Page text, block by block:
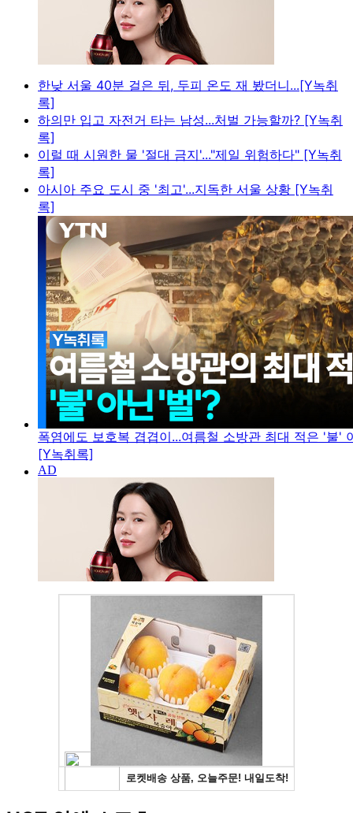
한낮 서울 40분 걸은 뒤, 두피 온도 재 봤더니...[Y녹취
록]
하의만 입고 자전거 타는 남성...처벌 가능할까? [Y녹취
록]
이럴 때 시원한 물 '절대 금지'..."제일 위험하다" [Y녹취
록]
아시아 주요 도시 중 '최고'...지독한 서울 상황 [Y녹취
록]
폭염에도 보호복 겹겹이...여름철 소방관 최대 적은 '불'
[Y녹취록]